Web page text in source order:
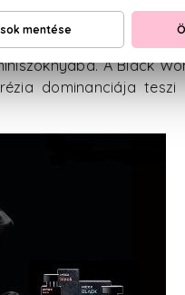
komolyabb hölgyek is
nők választása, akik
A Black
dominanciája teszi